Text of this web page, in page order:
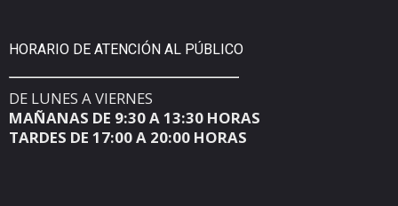
HORARIO DE ATENCIÓN AL PÚBLICO
DE LUNES A VIERNES
MAÑANAS DE 9:30 A 13:30 HORAS
TARDES DE 17:00 A 20:00 HORAS